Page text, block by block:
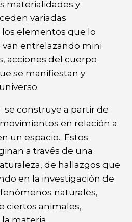
materialidades y
variadas
elementos que lo
van entrelazando mini
acciones del cuerpo
se manifiestan y
construye a partir de
en relación a
un espacio. Estos
a través de una
de hallazgos que
en la investigación de
naturales,
ciertos animales,
materia.